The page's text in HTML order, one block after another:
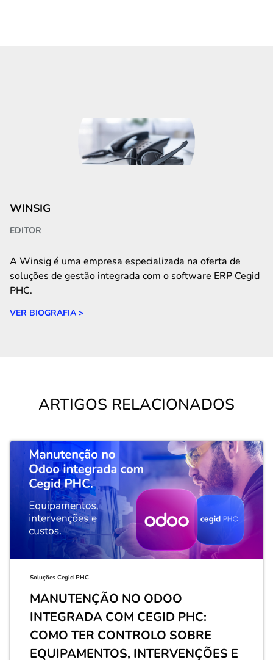
WINSIG
EDITOR
A Winsig é uma empresa especializada na oferta de
soluções de gestão integrada com o software ERP Cegid
PHC.
VER BIOGRAFIA >
ARTIGOS RELACIONADOS
Soluções Cegid PHC
MANUTENÇÃO NO ODOO
INTEGRADA COM CEGID PHC:
COMO TER CONTROLO SOBRE
EQUIPAMENTOS, INTERVENÇÕES E